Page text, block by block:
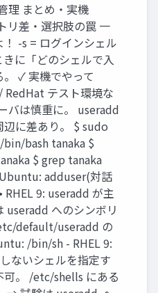
理 まとめ・実機
リ差・選択肢の罠 一
-s = ログインシェル
に「どのシェルで入
✓ 実機でやって
テスト環境な
バは慎重に。 useradd
辺に差あり。 $ sudo
bash tanaka $
$ grep tanaka
adduser(対話
RHEL 9: useradd が主
useradd へのシンボリ
default/useradd の
/bin/sh - RHEL 9:
ないシェルを指定す
可。 /etc/shells にある